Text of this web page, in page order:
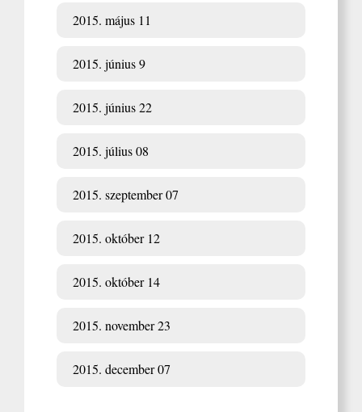
2015. május 11
2015. június 9
2015. június 22
2015. július 08
2015. szeptember 07
2015. október 12
2015. október 14
2015. november 23
2015. december 07